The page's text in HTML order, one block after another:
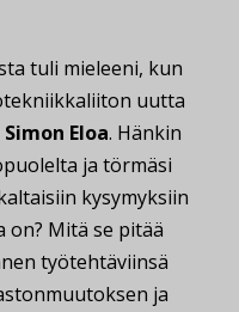
tuli mieleeni, kun
uutta
Simon Eloa. Hänkin
ja törmäsi
kysymyksiin
Mitä se pitää
työtehtäviinsä
ja